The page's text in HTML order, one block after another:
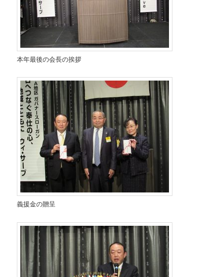
本年最後の会長の挨拶
義援金の贈呈